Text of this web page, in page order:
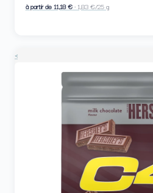
à partir de 11,18 €· 1,83 €/25 g
<